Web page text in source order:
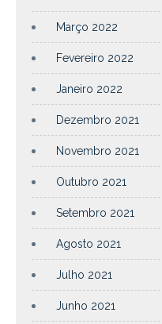
Março 2022
Fevereiro 2022
Janeiro 2022
Dezembro 2021
Novembro 2021
Outubro 2021
Setembro 2021
Agosto 2021
Julho 2021
Junho 2021